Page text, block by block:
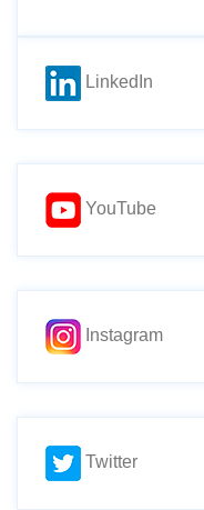
LinkedIn
YouTube
Instagram
Twitter